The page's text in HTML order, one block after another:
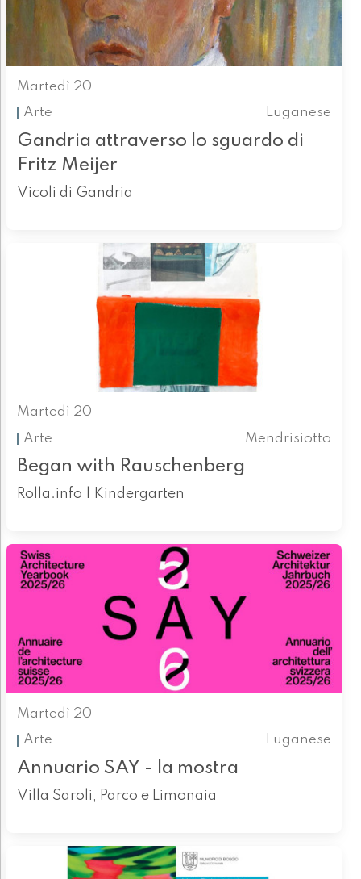
Martedì 20
Arte
Luganese
Gandria attraverso lo sguardo di
Fritz Meijer
Vicoli di Gandria
Martedì 20
Arte
Mendrisiotto
Began with Rauschenberg
Rolla.info | Kindergarten
Martedì 20
Arte
Luganese
Annuario SAY - la mostra
Villa Saroli, Parco e Limonaia